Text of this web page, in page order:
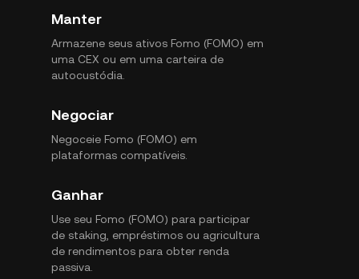
Manter
Armazene seus ativos Fomo (FOMO) em
uma CEX ou em uma carteira de
autocustódia.
Negociar
Negoceie Fomo (FOMO) em
plataformas compatíveis.
Ganhar
Use seu Fomo (FOMO) para participar
de staking, empréstimos ou agricultura
de rendimentos para obter renda
passiva.